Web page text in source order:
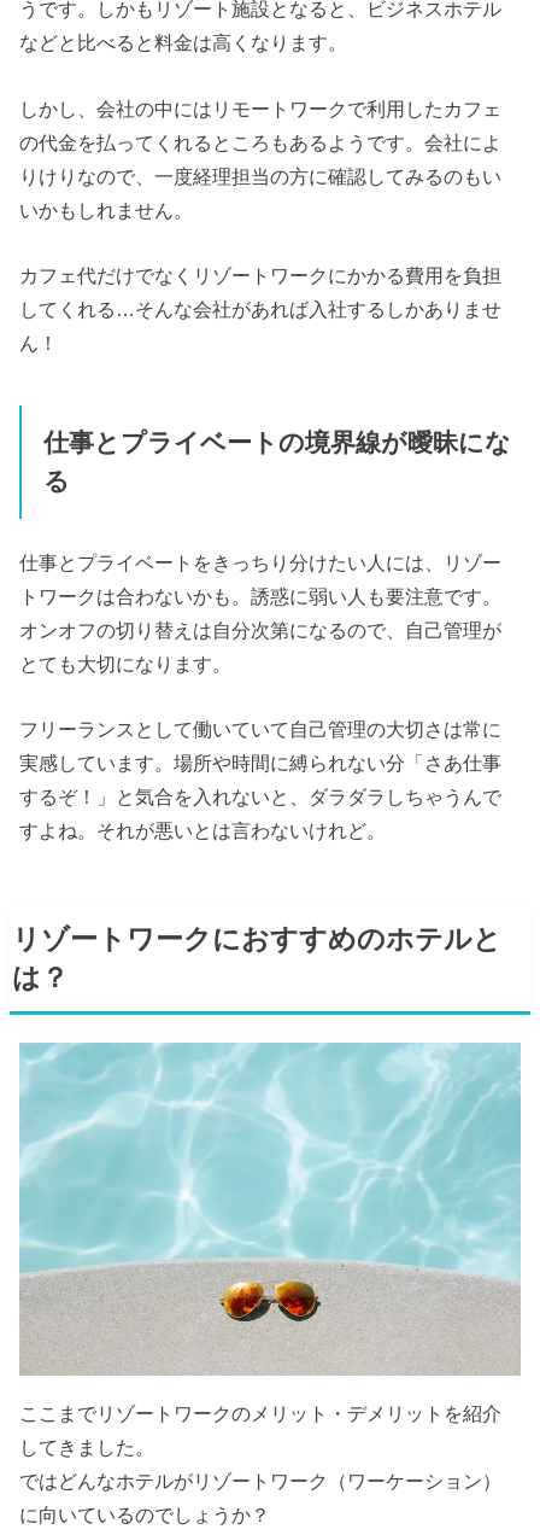
うです。しかもリゾート施設となると、ビジネスホテル
などと比べると料金は高くなります。
しかし、会社の中にはリモートワークで利用したカフェ
の代金を払ってくれるところもあるようです。会社によ
りけりなので、一度経理担当の方に確認してみるのもい
いかもしれません。
カフェ代だけでなくリゾートワークにかかる費用を負担
してくれる…そんな会社があれば入社するしかありませ
ん！
仕事とプライベートの境界線が曖昧にな
る
仕事とプライベートをきっちり分けたい人には、リゾー
トワークは合わないかも。誘惑に弱い人も要注意です。
オンオフの切り替えは自分次第になるので、自己管理が
とても大切になります。
フリーランスとして働いていて自己管理の大切さは常に
実感しています。場所や時間に縛られない分「さあ仕事
するぞ！」と気合を入れないと、ダラダラしちゃうんで
すよね。それが悪いとは言わないけれど。
リゾートワークにおすすめのホテルと
は？
ここまでリゾートワークのメリット・デメリットを紹介
してきました。
ではどんなホテルがリゾートワーク（ワーケーション）
に向いているのでしょうか？